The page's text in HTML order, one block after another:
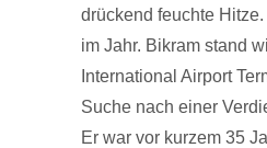
drückend feuchte
im Jahr. Bikram stand
International Airport
Suche nach einer
Er war vor kurzem 35